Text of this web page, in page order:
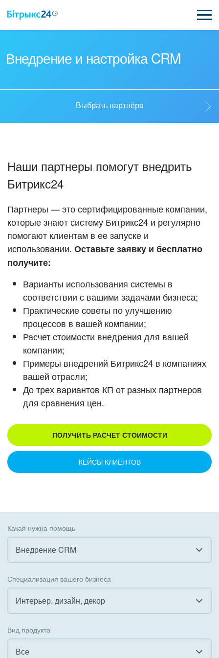
ПОДДЕРЖКА
ВХОД
ВХОД
Внедрение и настройка CRM
Стать партнёром
Кейсы партнёров
Смотреть видеокейсы
Выбрать партнёра
Наши партнеры помогут внедрить
Битрикс24
Партнеры — это сертифицированные компании,
которые знают систему Битрикс24 и регулярно
помогают клиентам в ее запуске и
использовании. Оставьте заявку и бесплатно
получите:
Варианты использования системы в
соответствии с вашими задачами бизнеса;
Практические советы по улучшению
процессов в вашей компании;
Расчет стоимости внедрения для вашей
компании;
Примеры внедрений Битрикс24 в компаниях
вашей отрасли;
До трех вариантов КП от разных партнеров
для сравнения цен.
ПОЛУЧИТЬ РАСЧЕТ СТОИМОСТИ
КЕЙСЫ КЛИЕНТОВ
Какая нужна помощь
Внедрение CRM
Внедрение КЭДО
Интеграция с 1С
Специализация вашего бизнеса
Интерьер, дизайн, декор
Вид продукта
Все